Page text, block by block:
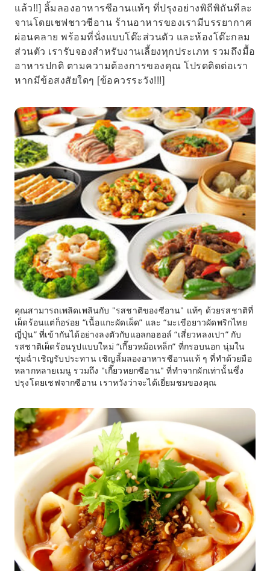
แล้ว!!] ลิ้มลองอาหารซีอานแท้ๆ ที่ปรุงอย่างพิถีพิถันทีละ
จานโดยเชฟชาวซีอาน ร้านอาหารของเรามีบรรยากาศ
ผ่อนคลาย พร้อมที่นั่งแบบโต๊ะส่วนตัว และห้องโต๊ะกลม
ส่วนตัว เรารับจองสำหรับงานเลี้ยงทุกประเภท รวมถึงมื้อ
อาหารปกติ ตามความต้องการของคุณ โปรดติดต่อเรา
หากมีข้อสงสัยใดๆ [ข้อควรระวัง!!!]
คุณสามารถเพลิดเพลินกับ "รสชาติของซีอาน" แท้ๆ ด้วยรสชาติที่
เผ็ดร้อนแต่ก็อร่อย “เนื้อแกะผัดเผ็ด” และ “มะเขือยาวผัดพริกไทย
ญี่ปุ่น” ที่เข้ากันได้อย่างลงตัวกับแอลกอฮอล์ “เสี่ยวหลงเปา” กับ
รสชาติเผ็ดร้อนรูปแบบใหม่ “เกี๊ยวหม้อเหล็ก” ที่กรอบนอก นุ่มใน
ชุ่มฉ่ำเชิญรับประทาน เชิญลิ้มลองอาหารซีอานแท้ ๆ ที่ทำด้วยมือ
หลากหลายเมนู รวมถึง "เกี๊ยวหยกซีอาน" ที่ทำจากผักเท่านั้นซึ่ง
ปรุงโดยเชฟจากซีอาน เราหวังว่าจะได้เยี่ยมชมของคุณ